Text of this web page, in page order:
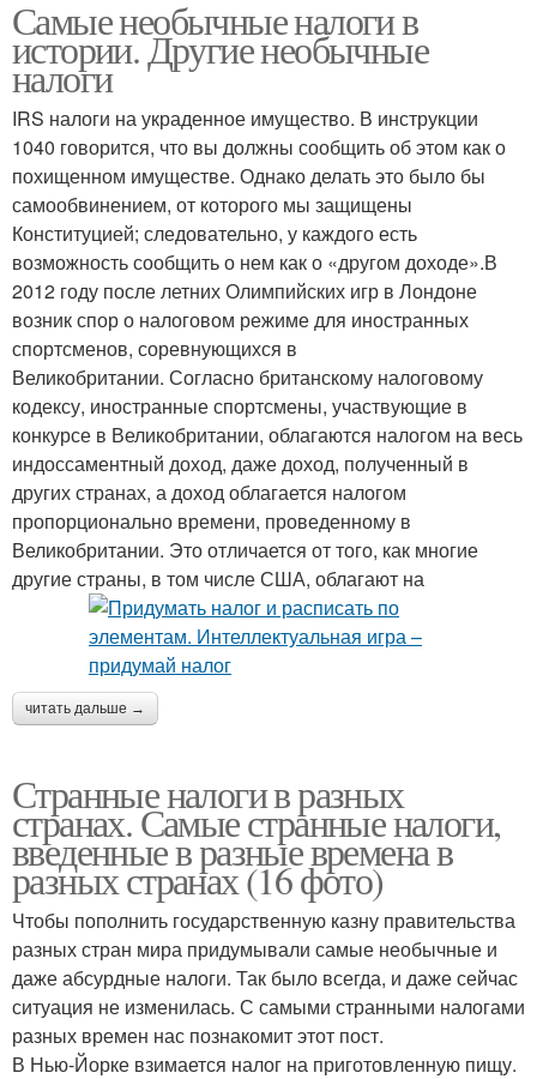
Самые необычные налоги в
истории. Другие необычные
налоги
IRS налоги на украденное имущество. В инструкции
1040 говорится, что вы должны сообщить об этом как о
похищенном имуществе. Однако делать это было бы
самообвинением, от которого мы защищены
Конституцией; следовательно, у каждого есть
возможность сообщить о нем как о «другом доходе».В
2012 году после летних Олимпийских игр в Лондоне
возник спор о налоговом режиме для иностранных
спортсменов, соревнующихся в
Великобритании. Согласно британскому налоговому
кодексу, иностранные спортсмены, участвующие в
конкурсе в Великобритании, облагаются налогом на весь
индоссаментный доход, даже доход, полученный в
других странах, а доход облагается налогом
пропорционально времени, проведенному в
Великобритании. Это отличается от того, как многие
другие страны, в том числе США, облагают на
читать дальше →
Странные налоги в разных
странах. Самые странные налоги,
введенные в разные времена в
разных странах (16 фото)
Чтобы пополнить государственную казну правительства
разных стран мира придумывали самые необычные и
даже абсурдные налоги. Так было всегда, и даже сейчас
ситуация не изменилась. С самыми странными налогами
разных времен нас познакомит этот пост.
В Нью-Йорке взимается налог на приготовленную пищу.